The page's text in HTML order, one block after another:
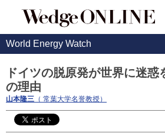
World Energy Watch
ドイツの脱原発が世界に迷
の理由
山本隆三 （ 常葉大学名誉教授）